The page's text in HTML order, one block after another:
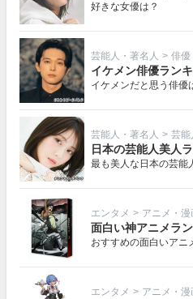
好きな女優は？
芸能人・著名人 > 俳優
イケメン俳優ラン
イケメンだと思う俳優
芸能人・著名人 > 芸能
日本の芸能人美人
最も美人な日本の芸能
エンタメ > アニメ・漫
面白い神アニメラ
おすすめの面白いアニ
エンタメ > アニメ・漫